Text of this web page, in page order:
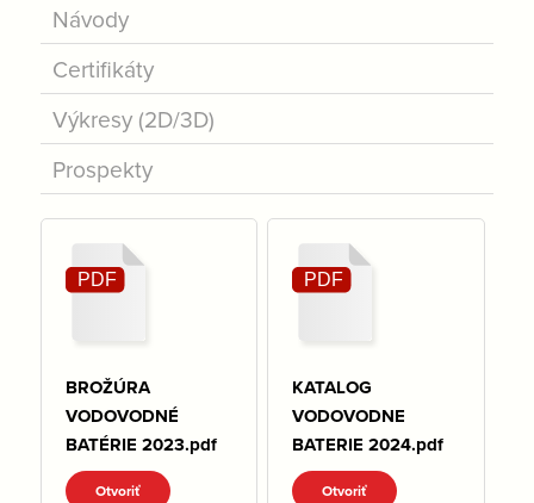
Návody
Certifikáty
Výkresy (2D/3D)
Prospekty
BROŽÚRA
VODOVODNÉ
BATÉRIE 2023.pdf
Otvoriť
KATALOG
VODOVODNE
BATERIE 2024.pdf
Otvoriť